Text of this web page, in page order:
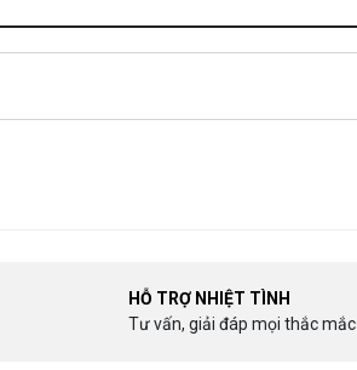
HỖ TRỢ NHIỆT TÌNH
Tư vấn, giải đáp mọi thắc mắc